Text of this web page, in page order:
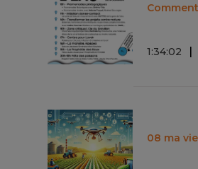
1:34:02
08 ma